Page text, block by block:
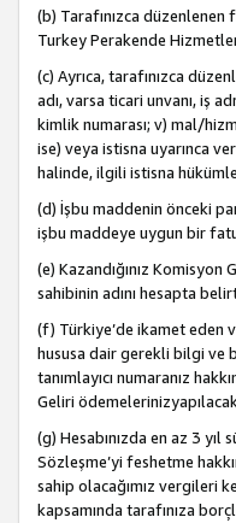
(b) Tarafınızca
Turkey Perakende
(c) Ayrıca, tarafınızca
adı, varsa ticari unvanı, iş
kimlik numarası; v) mal/
ise) veya istisna uyarınca
halinde, ilgili istisna
(d) İşbu maddenin önceki
işbu maddeye uygun bir
(e) Kazandığınız
sahibinin adını hesapta
(f) Türkiye’de ikamet eden
hususa dair gerekli bilgi ve
tanımlayıcı numaranız
Geliri
(g) Hesabınızda en az 3
Sözleşme’yi feshetme
sahip olacağımız vergileri
kapsamında tarafınıza